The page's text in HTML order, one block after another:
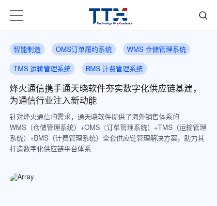
智能制造 OMS订单履约系统
WMS 仓储管理系统
TMS 运输管理系统
BMS 计费管理系统
烽火通信携手通天晓软件夯实数字化供应链基建，
为通信行业注入新动能
针对烽火通信的需求，通天晓软件提供了海外销售体系的
WMS（仓储管理系统）+OMS（订单管理系统）+TMS（运输管理
系统）+BMS（计费管理系统）全套供应链管理解决方案，助力其
打造数字化供应链平台体系